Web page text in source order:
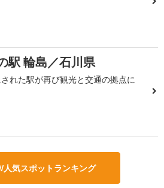
駅 輪島／石川県
れた駅が再び観光と交通の拠点に
人気スポットランキング